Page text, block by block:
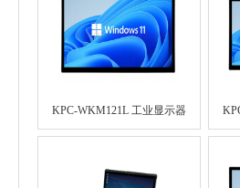
KPC-WKM121L 工业显示器